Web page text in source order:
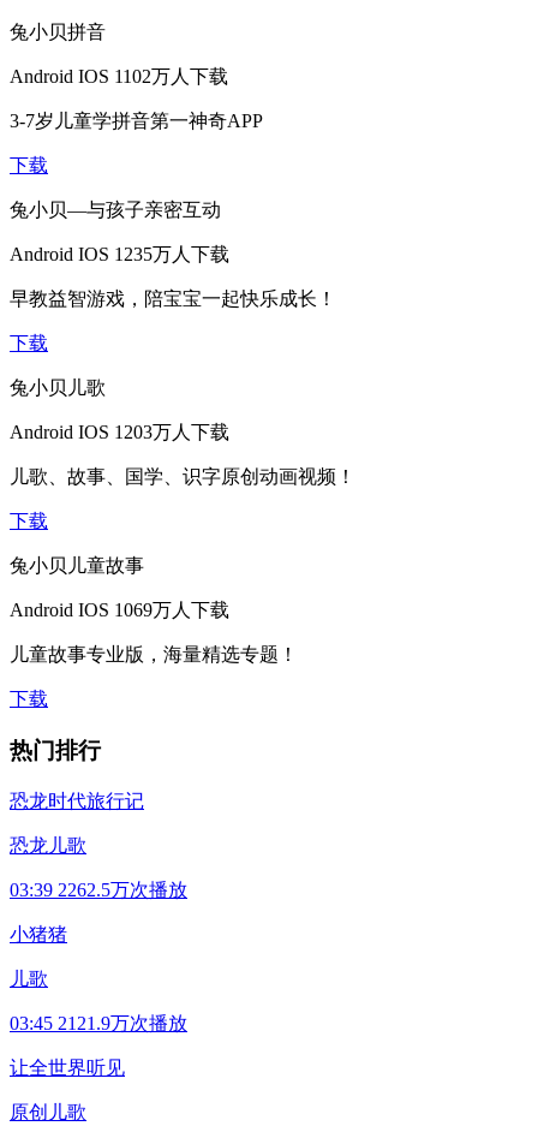
兔小贝拼音
Android IOS 1102万人下载
3-7岁儿童学拼音第一神奇APP
下载
兔小贝—与孩子亲密互动
Android IOS 1235万人下载
早教益智游戏，陪宝宝一起快乐成长！
下载
兔小贝儿歌
Android IOS 1203万人下载
儿歌、故事、国学、识字原创动画视频！
下载
兔小贝儿童故事
Android IOS 1069万人下载
儿童故事专业版，海量精选专题！
下载
热门排行
恐龙时代旅行记
恐龙儿歌
03:39 2262.5万次播放
小猪猪
儿歌
03:45 2121.9万次播放
让全世界听见
原创儿歌